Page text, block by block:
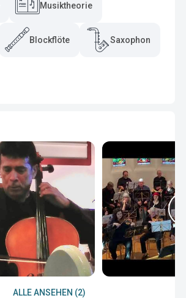
Musiktheorie
Blockflöte Saxophon
ALLE ANSEHEN (2)